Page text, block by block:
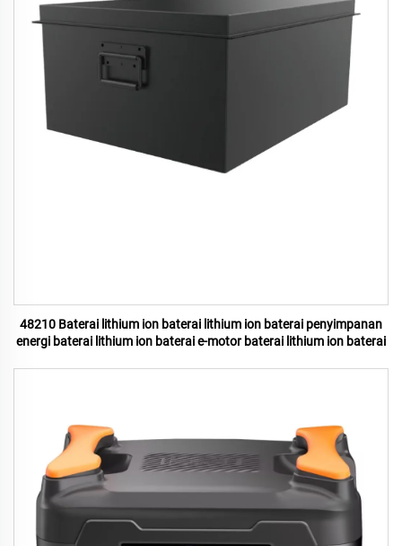
48210 Baterai lithium ion baterai lithium ion baterai penyimpanan
energi baterai lithium ion baterai e-motor baterai lithium ion baterai